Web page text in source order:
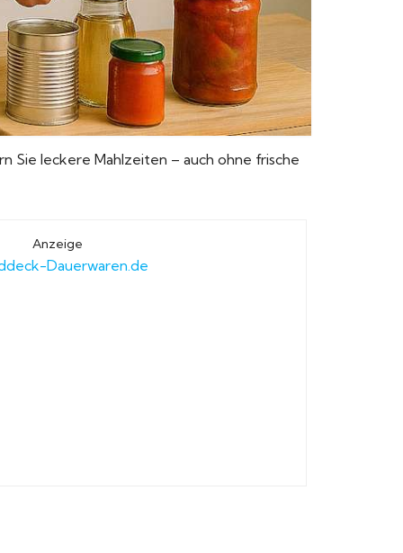
Sie leckere Mahlzeiten – auch ohne frische
Anzeige